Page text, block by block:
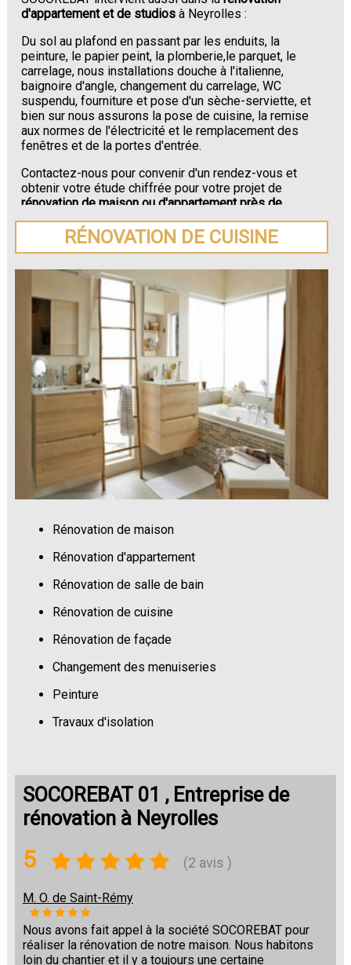
d'appartement et de studios à Neyrolles :
Du sol au plafond en passant par les enduits, la
peinture, le papier peint, la plomberie,le parquet, le
carrelage, nous installations douche à l'italienne,
baignoire d'angle, changement du carrelage, WC
suspendu, fourniture et pose d'un sèche-serviette, et
bien sur nous assurons la pose de cuisine, la remise
aux normes de l'électricité et le remplacement des
fenêtres et de la portes d'entrée.
Contactez-nous pour convenir d'un rendez-vous et
obtenir votre étude chiffrée pour votre projet de
rénovation de maison ou d'appartement près de
Neyrolles.
RÉNOVATION DE CUISINE
Rénovation de maison
Rénovation d'appartement
Rénovation de salle de bain
Rénovation de cuisine
Rénovation de façade
Changement des menuiseries
Peinture
Travaux d'isolation
SOCOREBAT 01 , Entreprise de
rénovation à Neyrolles
5 (2 avis )
M. O. de Saint-Rémy
Nous avons fait appel à la société SOCOREBAT pour
réaliser la rénovation de notre maison. Nous habitons
loin du chantier et il y a toujours une certaine